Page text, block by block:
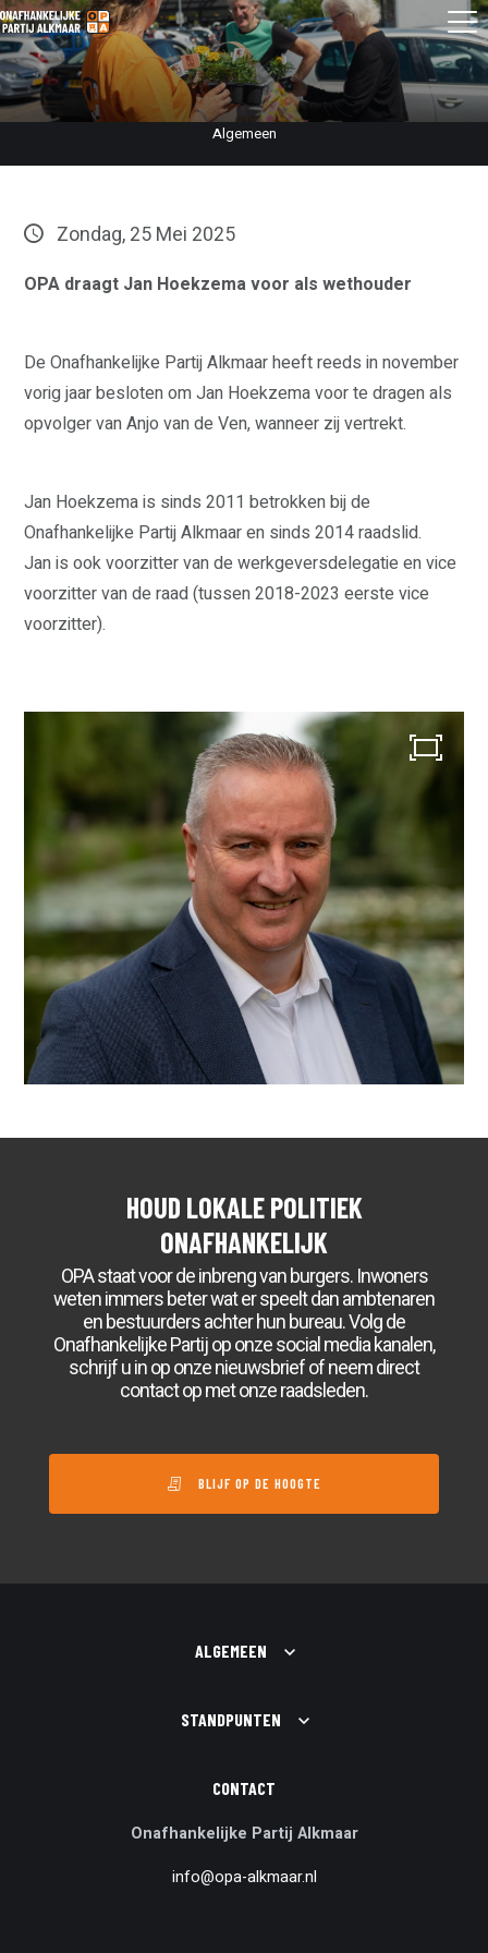
PEIL
INFO ONAFHANKELIJKE
PARTIJ ALKMAAR
WAAR STAAN WIJ VOOR?
VERKIEZINGSPROGRAMMA
STANDPUNTEN
VRIENDELIJKE OVERHEID
ERFGOED
VEILIGHEID
ZORG
ECONOMIE
GROEN
WONEN
CULTUUR EN KUNST
KLIMAAT
VERKEER
SOCIAAL
DIVERSITEIT EN INTEGRATIE
ONDERWIJS
SPORT
FRACTIE
TIM VAN KRALINGEN
HENK ADRIAANSE
MARIANNE VELDERS
LAURENS LAKEMAN
WETHOUDER
BESTUUR
Algemeen
Zondag, 25 Mei 2025
OPA draagt Jan Hoekzema voor als wethouder
De Onafhankelijke Partij Alkmaar heeft reeds in november
vorig jaar besloten om Jan Hoekzema voor te dragen als
opvolger van Anjo van de Ven, wanneer zij vertrekt.
Jan Hoekzema is sinds 2011 betrokken bij de
Onafhankelijke Partij Alkmaar en sinds 2014 raadslid.
Jan is ook voorzitter van de werkgeversdelegatie en vice
voorzitter van de raad (tussen 2018-2023 eerste vice
voorzitter).
HOUD LOKALE POLITIEK
ONAFHANKELIJK
OPA staat voor de inbreng van burgers. Inwoners
weten immers beter wat er speelt dan ambtenaren
en bestuurders achter hun bureau. Volg de
Onafhankelijke Partij op onze social media kanalen,
schrijf u in op onze nieuwsbrief of neem direct
contact op met onze raadsleden.
BLIJF OP DE HOOGTE
ALGEMEEN
STANDPUNTEN
CONTACT
Onafhankelijke Partij Alkmaar
info@opa-alkmaar.nl